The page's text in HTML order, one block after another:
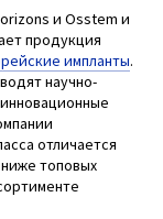
и Osstem и
продукция
импланты.
научно-
отличается
топовых